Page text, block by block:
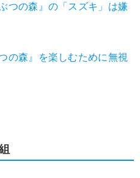
つの森』の「スズキ」は嫌
の森』を楽しむために無視